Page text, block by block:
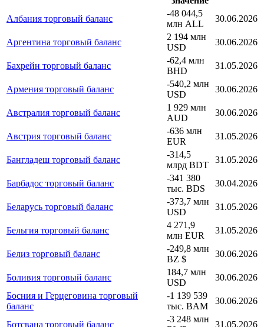
Албания торговый баланс
-48 044,5
млн ALL
30.06.2026
Аргентина торговый баланс
2 194 млн
USD
30.06.2026
Бахрейн торговый баланс
-62,4 млн
BHD
31.05.2026
Армения торговый баланс
-540,2 млн
USD
30.06.2026
Австралия торговый баланс
1 929 млн
AUD
30.06.2026
Австрия торговый баланс
-636 млн
EUR
31.05.2026
Бангладеш торговый баланс
-314,5
млрд BDT
31.05.2026
Барбадос торговый баланс
-341 380
тыс. BDS
30.04.2026
Беларусь торговый баланс
-373,7 млн
USD
31.05.2026
Бельгия торговый баланс
4 271,9
млн EUR
31.05.2026
Белиз торговый баланс
-249,8 млн
BZ $
30.06.2026
Боливия торговый баланс
184,7 млн
USD
30.06.2026
Босния и Герцеговина торговый
баланс
-1 139 539
тыс. BAM
30.06.2026
Ботсвана торговый баланс
-3 248 млн
31.05.2026